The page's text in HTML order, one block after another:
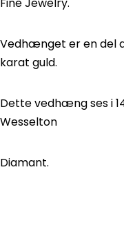
Vedhænget er en del
karat guld.
Dette vedhæng ses i
Wesselton
Diamant.